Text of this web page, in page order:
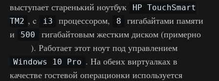
выступает старенький ноутбук
HP TouchSmart
TM2 , c i3 процессором, 8
гигабайтами памяти
и
500
гигабайтовым жестким диском (примерно
). Работает этот ноут под управлением
Windows 10 Pro . На обеих виртуалках в
качестве гостевой операционки используется